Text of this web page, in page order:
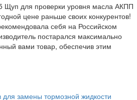
Щуп для проверки уровня масла АКПП
цене раньше своих конкурентов!
себя на Российском
постарался максимально
вами товар, обеспечив этим